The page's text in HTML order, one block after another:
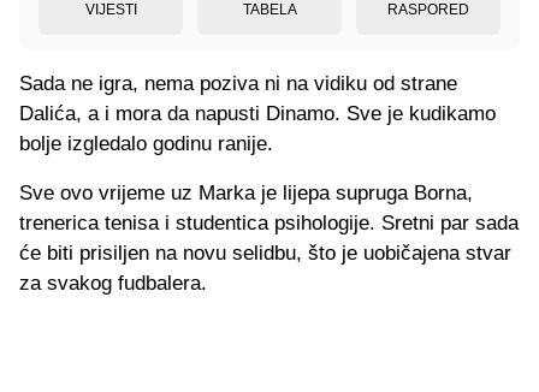
VIJESTI TABELA RASPORED
Sada ne igra, nema poziva ni na vidiku od strane
Dalića, a i mora da napusti Dinamo. Sve je kudikamo
bolje izgledalo godinu ranije.
Sve ovo vrijeme uz Marka je lijepa supruga Borna,
trenerica tenisa i studentica psihologije. Sretni par sada
će biti prisiljen na novu selidbu, što je uobičajena stvar
za svakog fudbalera.